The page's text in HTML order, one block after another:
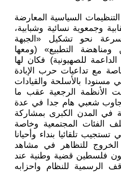
السياسية المعارضة
وجمعوية نسائية وشبابية،
نحو تشكيل «الجبهة
ومناهضة التطبيع» (ومعها
للصهيونية) فكان لها
مع تداعيات حرب الإبادة
مسنودا بالأسلحة والقيادات
الأنظمة الرجعية عقب ما
7 اکتوبر، تجاوب شعبي هام جدا في عدة
المدن الكبرى بمشاركة
الفئات المجتمعية وخاصة
تستجيب تلقائيا بنداء وأحيانا
للتظاهر في مشاهد
فلسطين قضية وطنية عند
الرسمية للنظام واحزابه